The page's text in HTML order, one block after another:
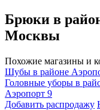
Брюки в
Москвы
Похожие магазины и
Шубы в районе
Головные уборы в
Аэропорт 9
Добавить раcпродажу